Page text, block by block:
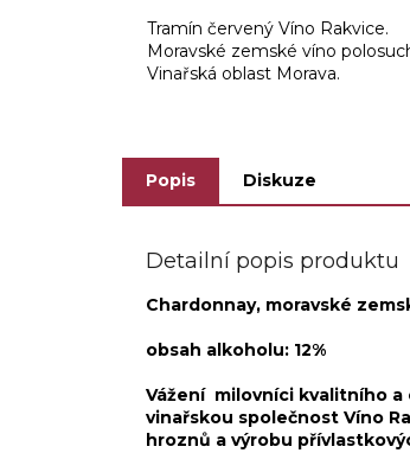
z
5
hvězdiček.
Tramín červený Víno Rakvice.
Moravské zemské víno
Vinařská oblast Morava.
Popis Diskuze
Detailní popis produktu
Chardonnay, moravské
obsah alkoholu: 12%
Vážení milovníci kvalitního a
vinařskou společnost Víno
hroznů a výrobu